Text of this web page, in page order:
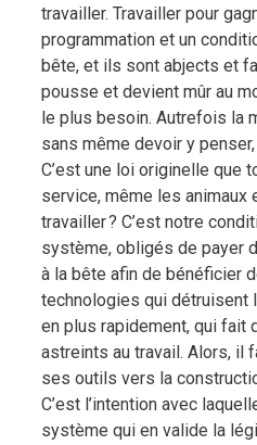
travailler. Travailler pour
programmation et un
bête, et ils sont abjects et
pousse et devient mûr au
le plus besoin. Autrefois la
sans même devoir y
C’est une loi originelle que
service, même les animaux
travailler ? C’est notre
système, obligés de payer
à la bête afin de bénéficier
technologies qui détruisent
en plus rapidement, qui fait
astreints au travail. Alors, il
ses outils vers la
C’est l’intention avec
système qui en valide la